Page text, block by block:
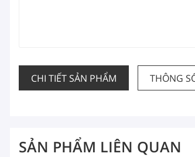
CHI TIẾT SẢN PHẨM THÔNG
SẢN PHẨM LIÊN QUAN